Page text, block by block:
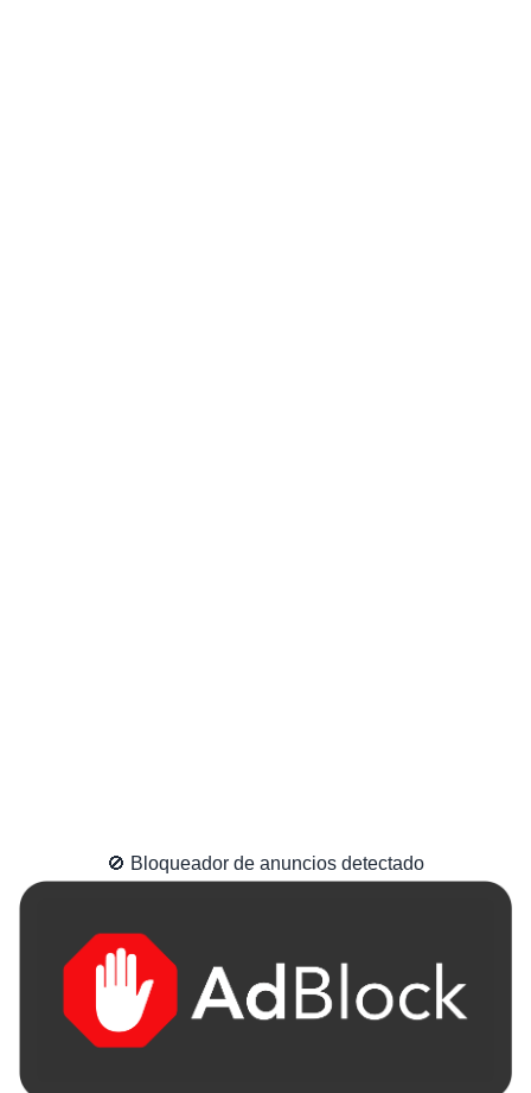
🚫 Bloqueador de anuncios detectado